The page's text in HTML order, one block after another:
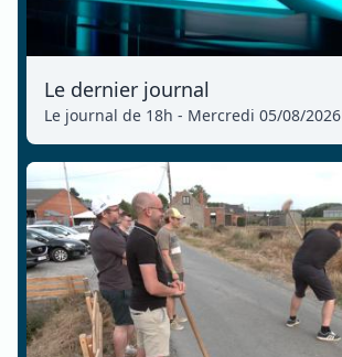
Le dernier journal
Le journal de 18h - Mercredi 05/08/2026